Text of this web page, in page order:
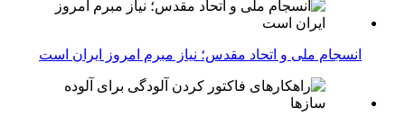
انسجام ملی و اتحاد مقدس؛ نیاز مبرم امروز ایران است